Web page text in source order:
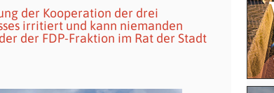
der Kooperation der drei
irritiert und kann niemanden
der FDP-Fraktion im Rat der Stadt